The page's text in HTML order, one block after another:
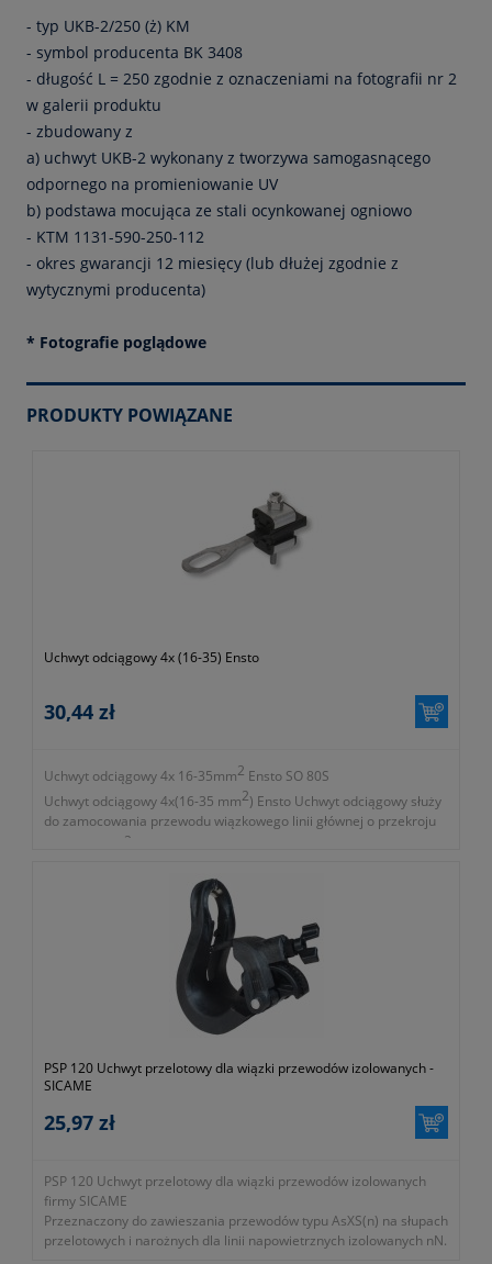
- typ UKB-2/250 (ż) KM
- symbol producenta BK 3408
- długość L = 250 zgodnie z oznaczeniami na fotografii nr 2
w galerii produktu
- zbudowany z
a) uchwyt UKB-2 wykonany z tworzywa samogasnącego
odpornego na promieniowanie UV
b) podstawa mocująca ze stali ocynkowanej ogniowo
- KTM 1131-590-250-112
- okres gwarancji 12 miesięcy (lub dłużej zgodnie z
wytycznymi producenta)
* Fotografie poglądowe
PRODUKTY POWIĄZANE
Uchwyt odciągowy 4x (16-35) Ensto
30,44 zł
Uchwyt odciągowy 4x 16-35mm2 Ensto SO 80S
Uchwyt odciągowy 4x(16-35 mm2) Ensto Uchwyt odciągowy służy
do zamocowania przewodu wiązkowego linii głównej o przekroju
2
PSP 120 Uchwyt przelotowy dla wiązki przewodów izolowanych -
SICAME
25,97 zł
PSP 120 Uchwyt przelotowy dla wiązki przewodów izolowanych
firmy SICAME
Przeznaczony do zawieszania przewodów typu AsXS(n) na słupach
przelotowych i narożnych dla linii napowietrznych izolowanych nN.